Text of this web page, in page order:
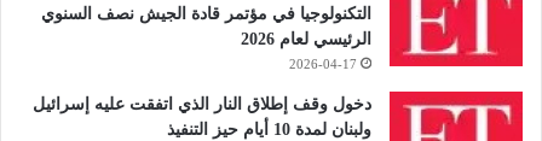
التكنولوجيا في مؤتمر قادة الجيش نصف السنوي
الرئيسي لعام 2026
2026-04-17
دخول وقف إطلاق النار الذي اتفقت عليه إسرائيل
ولبنان لمدة 10 أيام حيز التنفيذ